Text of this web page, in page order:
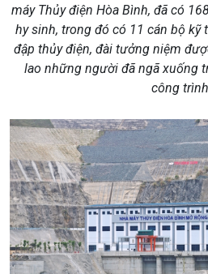
máy Thủy điện Hòa Bình, đã có
hy sinh, trong đó có 11 cán bộ kỹ
đập thủy điện, đài tưởng niệm
lao những người đã ngã xuống
công